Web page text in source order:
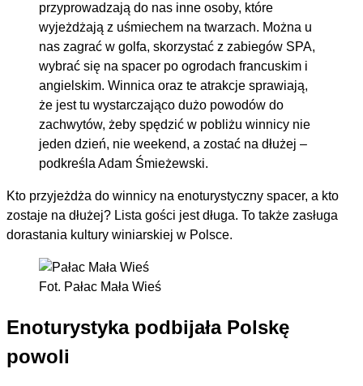
przyprowadzają do nas inne osoby, które
wyjeżdżają z uśmiechem na twarzach. Można u
nas zagrać w golfa, skorzystać z zabiegów SPA,
wybrać się na spacer po ogrodach francuskim i
angielskim. Winnica oraz te atrakcje sprawiają,
że jest tu wystarczająco dużo powodów do
zachwytów, żeby spędzić w pobliżu winnicy nie
jeden dzień, nie weekend, a zostać na dłużej –
podkreśla Adam Śmieżewski.
Kto przyjeżdża do winnicy na enoturystyczny spacer, a kto
zostaje na dłużej? Lista gości jest długa. To także zasługa
dorastania kultury winiarskiej w Polsce.
Fot. Pałac Mała Wieś
Enoturystyka podbijała Polskę
powoli